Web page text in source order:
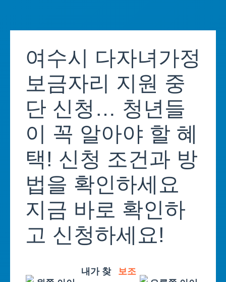
content여수시 다자녀가정
보금자리 지원 중
단 신청… 청년들
이 꼭 알아야 할 혜
택! 신청 조건과 방
법을 확인하세요
지금 바로 확인하
고 신청하세요!
내가 찾
보조